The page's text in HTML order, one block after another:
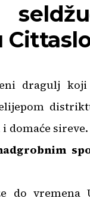
dragulj
domaće
do vremena